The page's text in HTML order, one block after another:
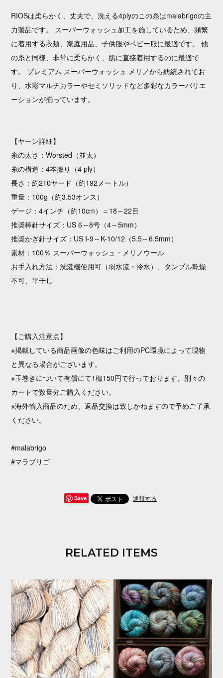
RIOSは柔らかく、丈夫で、洗える4plyのこの糸はmalabrigoの主
力製品です。 スーパーウォッシュ加工を施しているため、頻繁
に着用する衣類、家庭用品、子供服やベビー服に最適です。 他
の糸と同様、非常に柔らかく、肌に直接着用するのに最適で
す。 プレミアム スーパーウォッシュ メリノから紡績されてお
り、水彩マルチカラーやセミソリッドなど多彩なカラーバリエ
ーションが揃っています。
【ヤーン詳細】
糸の太さ：Worsted（並太）
糸の構造：4本撚り（4 ply）
長さ：約210ヤード（約192メートル）
重量：100g（約3.53オンス）
ゲージ：4インチ（約10cm）＝18～22目
推奨棒針サイズ：US 6～8号（4～5mm）
推奨かぎ針サイズ：US I-9～K-10/12（5.5～6.5mm）
素材：100％ スーパーウォッシュ・メリノウール
お手入れ方法：洗濯機使用可（弱水流・冷水）、タンブル乾燥
不可、平干し
【ご購入注意点】
※掲載している商品画像の色味はご利用のPC環境によって現物
と異なる場合がございます。
※玉巻きについて有償にて1枷150円で行っております。別々の
カートで数量分ご購入ください。
※海外輸入商品のため、返品交換は致しかねますので予めご了承
ください。
#malabrigo
#マラブリゴ
Save 通報する
RELATED ITEMS